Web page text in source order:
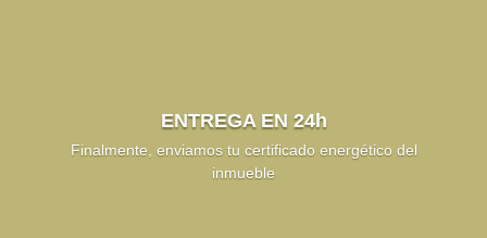
ENTREGA EN 24h
Finalmente, enviamos tu certificado energético del
inmueble